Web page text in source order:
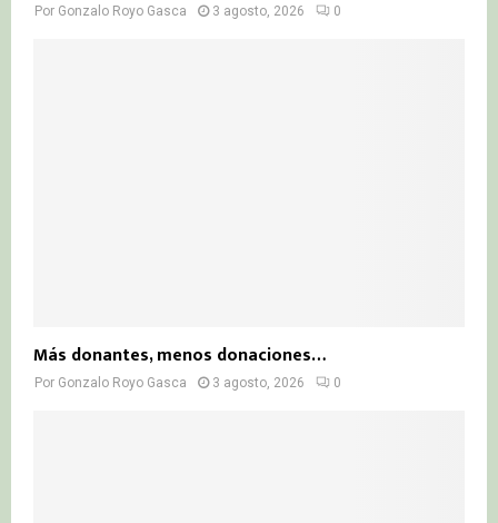
Por Gonzalo Royo Gasca 3 agosto, 2026 0
Más donantes, menos donaciones…
Por Gonzalo Royo Gasca 3 agosto, 2026 0